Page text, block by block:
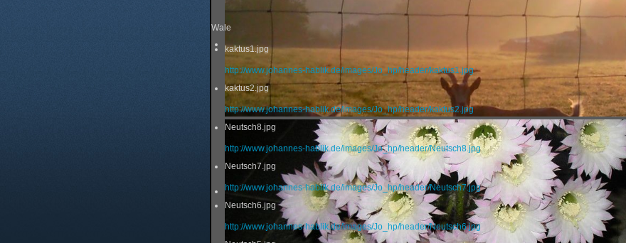
Wale
kaktus1.jpg
http://www.johannes-hablik.de/images/Jo_hp/header/kaktus1.jpg
kaktus2.jpg
http://www.johannes-hablik.de/images/Jo_hp/header/kaktus2.jpg
Neutsch8.jpg
http://www.johannes-hablik.de/images/Jo_hp/header/Neutsch8.jpg
Neutsch7.jpg
http://www.johannes-hablik.de/images/Jo_hp/header/Neutsch7.jpg
Neutsch6.jpg
http://www.johannes-hablik.de/images/Jo_hp/header/Neutsch6.jpg